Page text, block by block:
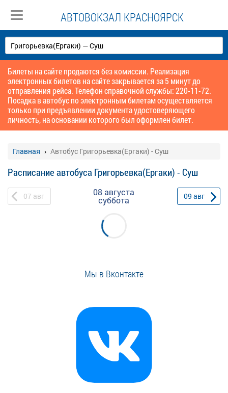
АВТОВОКЗАЛ КРАСНОЯРСК
Билеты на сайте продаются без комиссии. Реализация
электронных билетов на сайте закрывается за 5 минут до
отправления рейса. Телефон справочной службы: 220-11-72.
Посадка в автобус по электронным билетам осуществляется
только при предъявлении документа удостоверяющего
личность, на основании которого был оформлен билет.
Главная Автобус Григорьевка(Ергаки) - Суш
Расписание автобуса Григорьевка(Ергаки) - Суш
07 авг 08 августа
суббота 09 авг
Мы в Вконтакте